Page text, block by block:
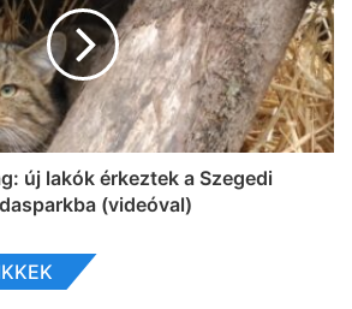
új lakók érkeztek a Szegedi
(videóval)